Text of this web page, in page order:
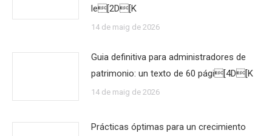
le[2D[K
14 de maig de 2026
Guia definitiva para administradores de
patrimonio: un texto de 60 pági[4D[K
14 de maig de 2026
Prácticas óptimas para un crecimiento